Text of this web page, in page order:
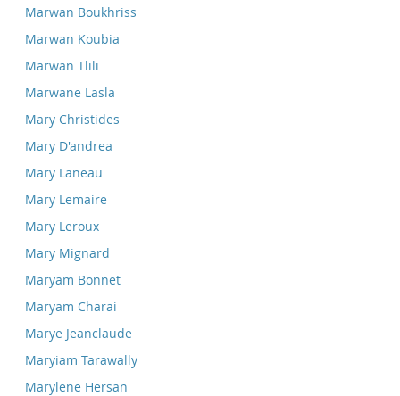
Marwan Boukhriss
Marwan Koubia
Marwan Tlili
Marwane Lasla
Mary Christides
Mary D'andrea
Mary Laneau
Mary Lemaire
Mary Leroux
Mary Mignard
Maryam Bonnet
Maryam Charai
Marye Jeanclaude
Maryiam Tarawally
Marylene Hersan